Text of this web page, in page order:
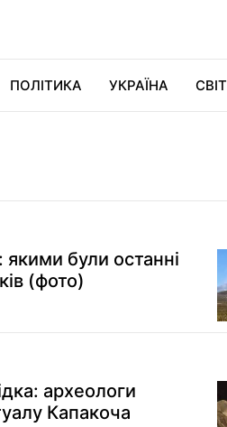
ПОЛІТИКА УКРАЇНА СВІТ
якими були останні
(фото)
археологи
Капакоча